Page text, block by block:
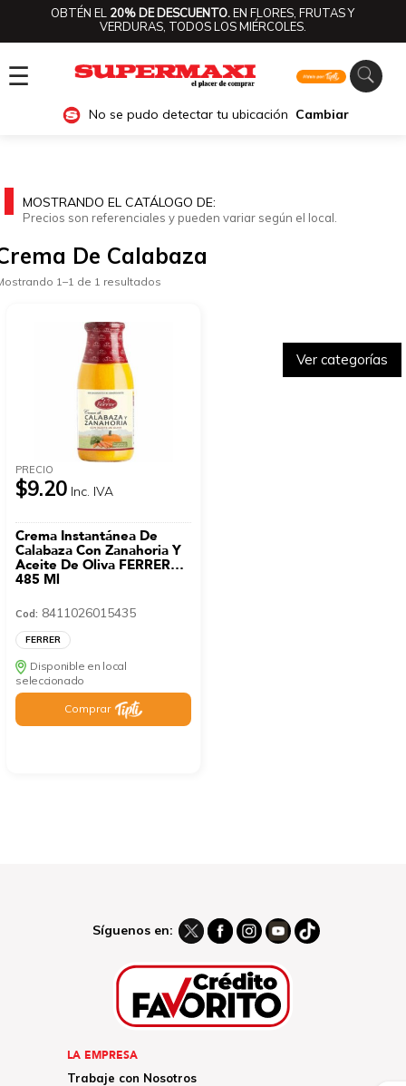
OBTÉN EL 20% DE DESCUENTO.EN FLORES, FRUTAS Y
VERDURAS, TODOS LOS MIÉRCOLES.
☰
No se pudo detectar tu ubicación Cambiar
Ver categorías
MOSTRANDO EL CATÁLOGO DE:
Precios son referenciales y pueden variar según el local.
De Calabaza
1–1 de 1 resultados
PRECIO
$9.20 Inc. IVA
Crema Instantánea De
Calabaza Con Zanahoria Y
Aceite De Oliva FERRER
485 Ml
Cod: 8411026015435
FERRER
Disponible en local
seleccionado
Comprar
Síguenos en:
LA EMPRESA
Trabaje con Nosotros